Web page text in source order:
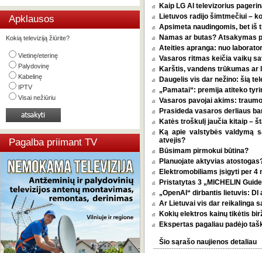
Apklausos
Kokią televiziją žiūrite?
Vietinę/eterinę
Palydovinę
Kabelinę
IPTV
Visai nežiūriu
Pagalba priimant TV
Kaip LG AI televizorius
Lietuvos radijo šimtmečiui –
Apsimeta naudingomis, bet iš
Namas ar butas? Atsakymas
Ateities apranga: nuo
Vasaros ritmas keičia vaikų
Karštis, vandens trūkumas ar
Daugelis vis dar nežino: šią
„Pamatai“: premija atiteko
Vasaros pavojai akims:
Prasideda vasaros derliaus
Katės troškulį jaučia kitaip –
Ką apie valstybės valdymą
atvejis?
Būsimam pirmokui būtina?
Planuojate aktyvias
Elektromobiliams įsigyti per 4
Pristatytas 3 „MICHELIN
„OpenAI“ dirbantis lietuvis:
Ar Lietuvai vis dar reikalinga
Kokių elektros kainų tikėtis
Ekspertas pagaliau padėjo
Šio sąrašo naujienos detaliau